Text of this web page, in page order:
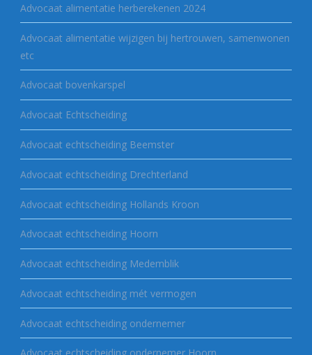
Advocaat alimentatie herberekenen 2024
Advocaat alimentatie wijzigen bij hertrouwen, samenwonen
etc
Advocaat bovenkarspel
Advocaat Echtscheiding
Advocaat echtscheiding Beemster
Advocaat echtscheiding Drechterland
Advocaat echtscheiding Hollands Kroon
Advocaat echtscheiding Hoorn
Advocaat echtscheiding Medemblik
Advocaat echtscheiding mét vermogen
Advocaat echtscheiding ondernemer